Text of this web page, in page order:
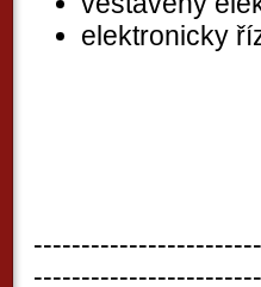
elektronicky